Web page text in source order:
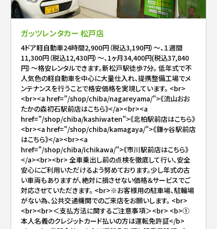
ガッツレンタカー 松戸店
4ドア軽自動車24時間2,900円（税込3,190円）～、１週間
11,300円（税込12,430円）～、1ヶ月34,400円(税込37,840
円）～格安レンタルできます。新松戸駅徒歩7分。 低年式で不
人気色の軽自動車を中心に大量仕入れ、提携整備工場でメ
ンテナンスを行うことで格安価格を実現しています。 <br>
<br><a href="/shop/chiba/nagareyama/">《流山おお
たかの森初石駅前店はこちら》</a><br><a
href="/shop/chiba/kashiwaten">《北柏駅前店はこちら》
<br><a href="/shop/chiba/kamagaya/">《鎌ヶ谷駅前店
はこちら》</a><br><a
href="/shop/chiba/ichikawa/">《市川駅前店はこちら》
</a><br><br> 全車乗出し前の点検を徹底して行い、安全
安心にご利用いただけるよう努めております。少し年式の古
い車両もありますが、絶対に損させない価格＆サービスでご
対応させていただきます。 <br>※お客様用の駐車場、駐輪場
がない為、公共交通機関でのご来店をお願いします。 <br>
<br><br>＜支払方法に関するご注意事項＞<br> <b>①
本人名義のクレジットカード払いの方は運転免許証</b>